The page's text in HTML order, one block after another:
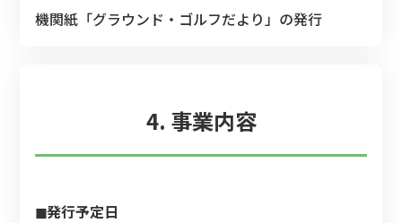
機関紙「グラウンド・ゴルフだより」の発行
4. 事業内容
◼︎発行予定日